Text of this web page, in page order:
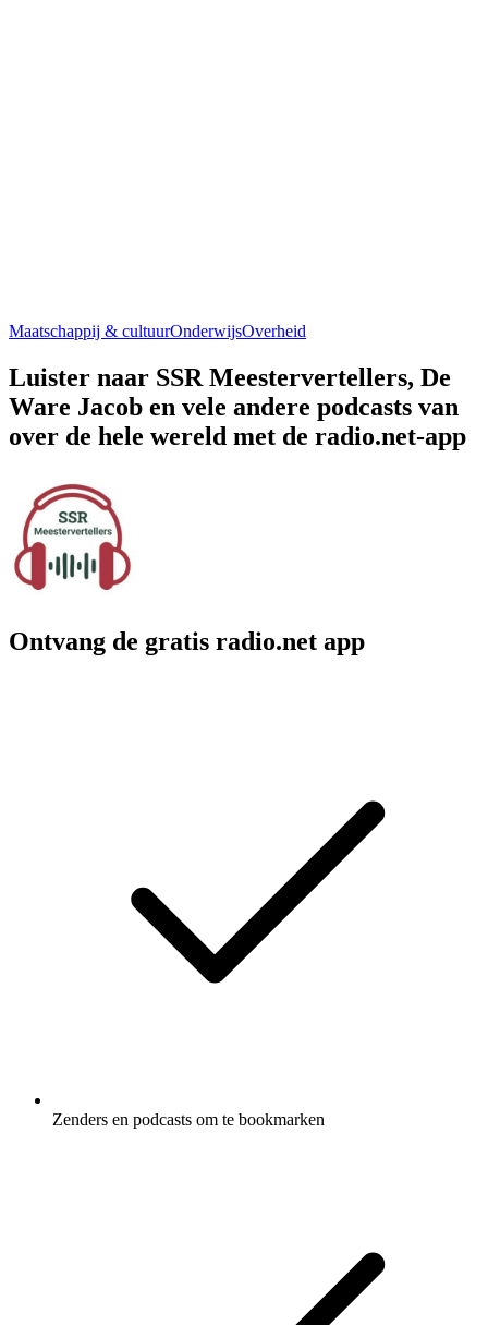
Maatschappij & cultuurOnderwijsOverheid
Luister naar SSR Meestervertellers, De
Ware Jacob en vele andere podcasts van
over de hele wereld met de radio.net-app
Ontvang de gratis radio.net app
Zenders en podcasts om te bookmarken